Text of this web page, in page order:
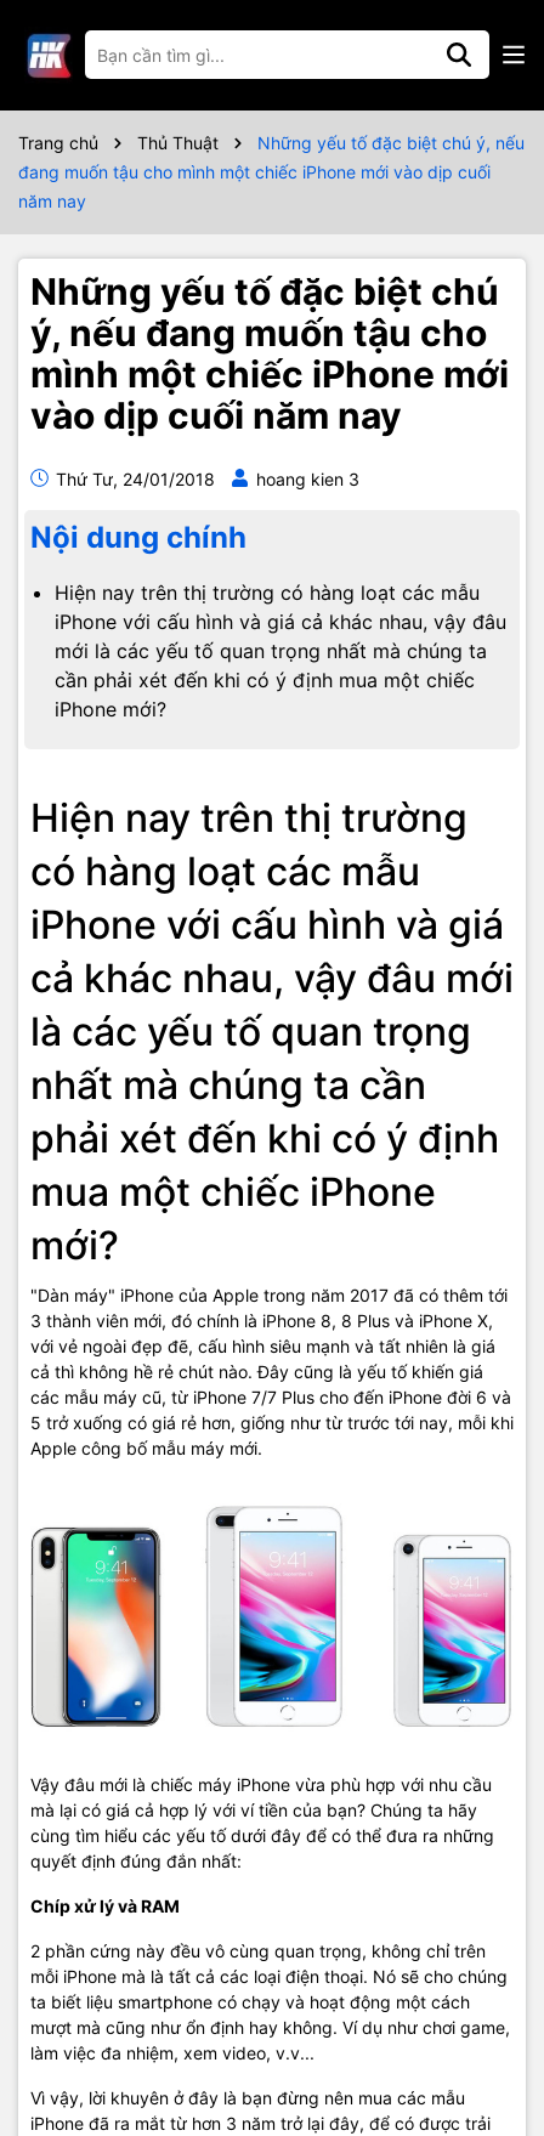
Trang chủ Thủ Thuật
Những yếu tố đặc biệt chú ý, nếu
đang muốn tậu cho mình một chiếc iPhone mới vào dịp cuối
năm nay
Những yếu tố đặc biệt chú
ý, nếu đang muốn tậu cho
mình một chiếc iPhone mới
vào dịp cuối năm nay
Thứ Tư, 24/01/2018 hoang kien 3
Nội dung chính
Hiện nay trên thị trường có hàng loạt các mẫu
iPhone với cấu hình và giá cả khác nhau, vậy đâu
mới là các yếu tố quan trọng nhất mà chúng ta
cần phải xét đến khi có ý định mua một chiếc
iPhone mới?
Hiện nay trên thị trường
có hàng loạt các mẫu
iPhone với cấu hình và giá
cả khác nhau, vậy đâu mới
là các yếu tố quan trọng
nhất mà chúng ta cần
phải xét đến khi có ý định
mua một chiếc iPhone
mới?
"Dàn máy" iPhone của Apple trong năm 2017 đã có thêm tới
3 thành viên mới, đó chính là iPhone 8, 8 Plus và iPhone X,
với vẻ ngoài đẹp đẽ, cấu hình siêu mạnh và tất nhiên là giá
cả thì không hề rẻ chút nào. Đây cũng là yếu tố khiến giá
các mẫu máy cũ, từ iPhone 7/7 Plus cho đến iPhone đời 6 và
5 trở xuống có giá rẻ hơn, giống như từ trước tới nay, mỗi khi
Apple công bố mẫu máy mới.
Vậy đâu mới là chiếc máy iPhone vừa phù hợp với nhu cầu
mà lại có giá cả hợp lý với ví tiền của bạn? Chúng ta hãy
cùng tìm hiểu các yếu tố dưới đây để có thể đưa ra những
quyết định đúng đắn nhất:
Chíp xử lý và RAM
2 phần cứng này đều vô cùng quan trọng, không chỉ trên
mỗi iPhone mà là tất cả các loại điện thoại. Nó sẽ cho chúng
ta biết liệu smartphone có chạy và hoạt động một cách
mượt mà cũng như ổn định hay không. Ví dụ như chơi game,
làm việc đa nhiệm, xem video, v.v...
Vì vậy, lời khuyên ở đây là bạn đừng nên mua các mẫu
iPhone đã ra mắt từ hơn 3 năm trở lại đây, để có được trải